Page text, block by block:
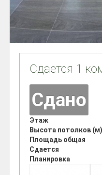
Сдается 1
Сдано
Этаж
Высота потолков (м)
Площадь общая
Сдается
Планировка